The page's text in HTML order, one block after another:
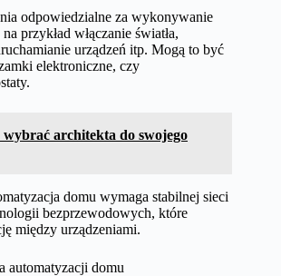
odpowiedzialne za wykonywanie
przykład włączanie światła,
urządzeń itp. Mogą to być
elektroniczne, czy
wybrać architekta do swojego
domu wymaga stabilnej sieci
bezprzewodowych, które
między urządzeniami.
automatyzacji domu